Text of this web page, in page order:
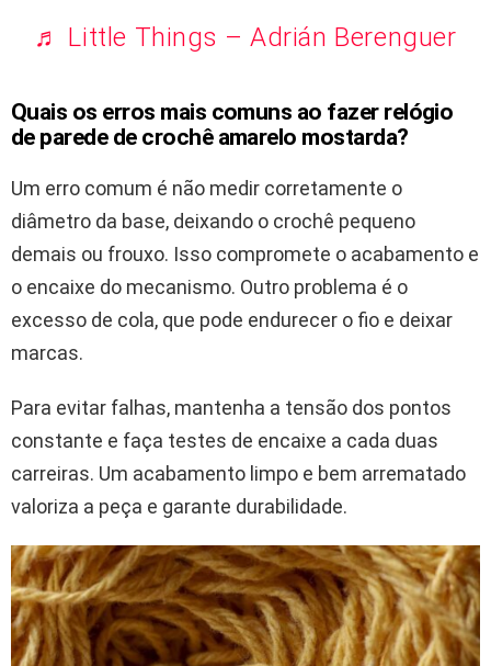
♬ Little Things – Adrián Berenguer
Quais os erros mais comuns ao fazer relógio
de parede de crochê amarelo mostarda?
Um erro comum é não medir corretamente o
diâmetro da base, deixando o crochê pequeno
demais ou frouxo. Isso compromete o acabamento e
o encaixe do mecanismo. Outro problema é o
excesso de cola, que pode endurecer o fio e deixar
marcas.
Para evitar falhas, mantenha a tensão dos pontos
constante e faça testes de encaixe a cada duas
carreiras. Um acabamento limpo e bem arrematado
valoriza a peça e garante durabilidade.